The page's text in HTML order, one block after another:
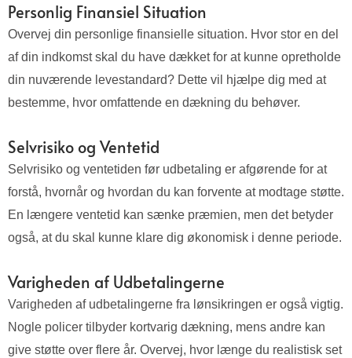
Personlig Finansiel Situation
Overvej din personlige finansielle situation. Hvor stor en del
af din indkomst skal du have dækket for at kunne opretholde
din nuværende levestandard? Dette vil hjælpe dig med at
bestemme, hvor omfattende en dækning du behøver.
Selvrisiko og Ventetid
Selvrisiko og ventetiden før udbetaling er afgørende for at
forstå, hvornår og hvordan du kan forvente at modtage støtte.
En længere ventetid kan sænke præmien, men det betyder
også, at du skal kunne klare dig økonomisk i denne periode.
Varigheden af Udbetalingerne
Varigheden af udbetalingerne fra lønsikringen er også vigtig.
Nogle policer tilbyder kortvarig dækning, mens andre kan
give støtte over flere år. Overvej, hvor længe du realistisk set